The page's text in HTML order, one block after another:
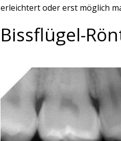
erleichtert oder erst möglich
Bissflügel-